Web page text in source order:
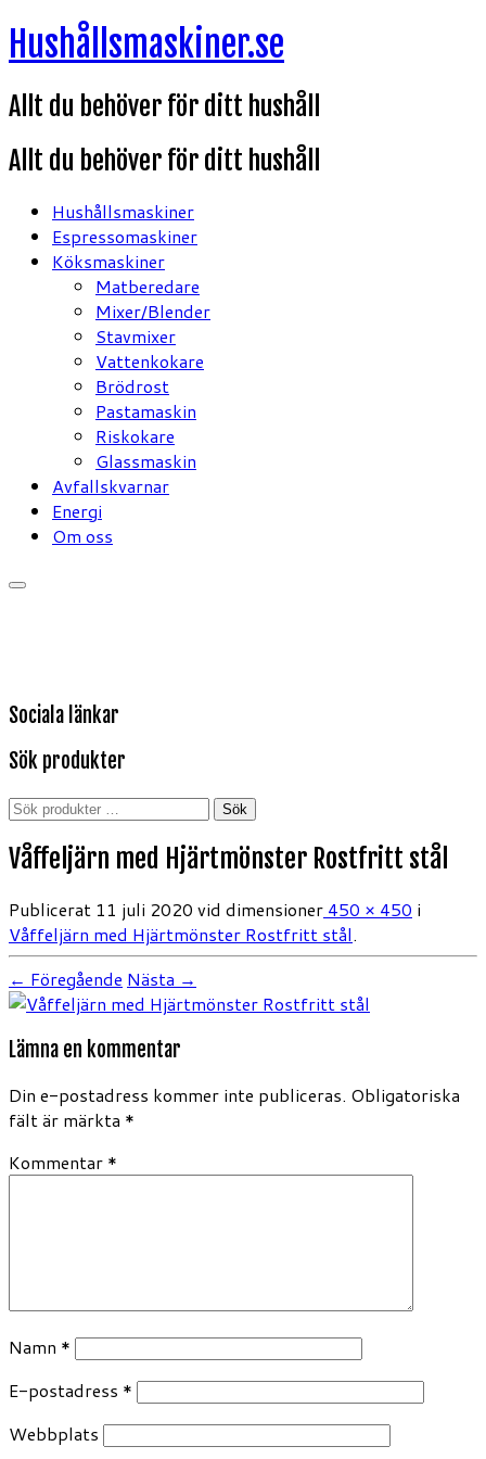
Hoppa
till
Hushållsmaskiner.se
Allt du behöver för ditt hushåll
Allt du behöver för ditt hushåll
Hushållsmaskiner
Espressomaskiner
Köksmaskiner
Matberedare
Mixer/Blender
Stavmixer
Vattenkokare
Brödrost
Pastamaskin
Riskokare
Glassmaskin
Avfallskvarnar
Energi
Om oss
Sociala länkar
Sök produkter
Sök
Sök
Våffeljärn med Hjärtmönster Rostfritt stål
Publicerat 11 juli 2020 vid dimensioner 450 × 450 i
Våffeljärn med Hjärtmönster Rostfritt stål.
← Föregående Nästa →
Lämna en kommentar
Din e-postadress kommer inte publiceras. Obligatoriska
fält är märkta *
Kommentar *
Namn *
E-postadress *
Webbplats